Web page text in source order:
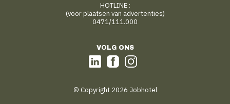
HOTLINE :
(voor plaatsen van advertenties)
0471/111.000
VOLG ONS
© Copyright 2026 Jobhotel